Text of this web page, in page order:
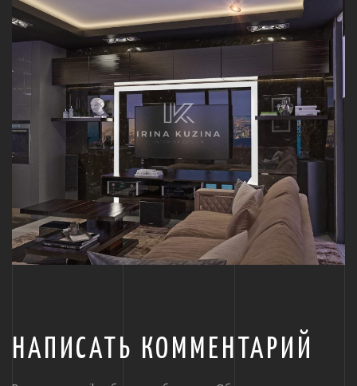
НАПИСАТЬ КОММЕНТАРИЙ